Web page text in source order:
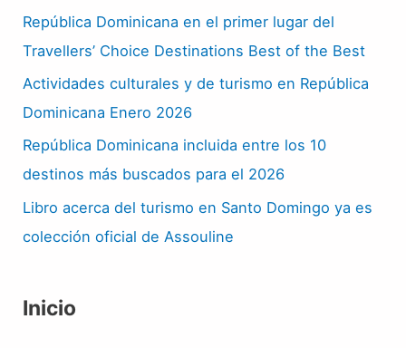
República Dominicana en el primer lugar del
Travellers’ Choice Destinations Best of the Best
Actividades culturales y de turismo en República
Dominicana Enero 2026
República Dominicana incluida entre los 10
destinos más buscados para el 2026
Libro acerca del turismo en Santo Domingo ya es
colección oficial de Assouline
Inicio